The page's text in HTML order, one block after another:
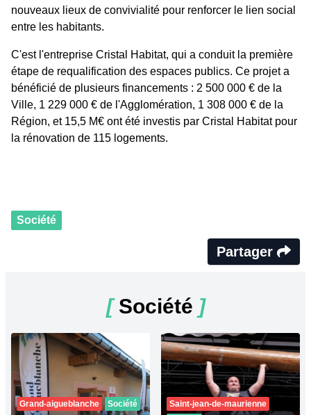
nouveaux lieux de convivialité pour renforcer le lien social
entre les habitants.
C'est l'entreprise Cristal Habitat, qui a conduit la première
étape de requalification des espaces publics. Ce projet a
bénéficié de plusieurs financements : 2 500 000 € de la
Ville, 1 229 000 € de l'Agglomération, 1 308 000 € de la
Région, et 15,5 M€ ont été investis par Cristal Habitat pour
la rénovation de 115 logements.
Société
Partager
[Société ]
Grand-aigueblanche Société
Saint-jean-de-maurienne